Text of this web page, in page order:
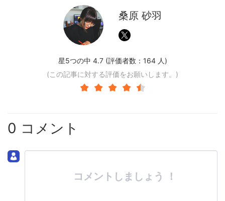
桑原 砂羽
星5つの中 4.7 (評価者数： 164人)
(この記事に対する評価をお願いします。)
0 コメント
コメントしましょう ！